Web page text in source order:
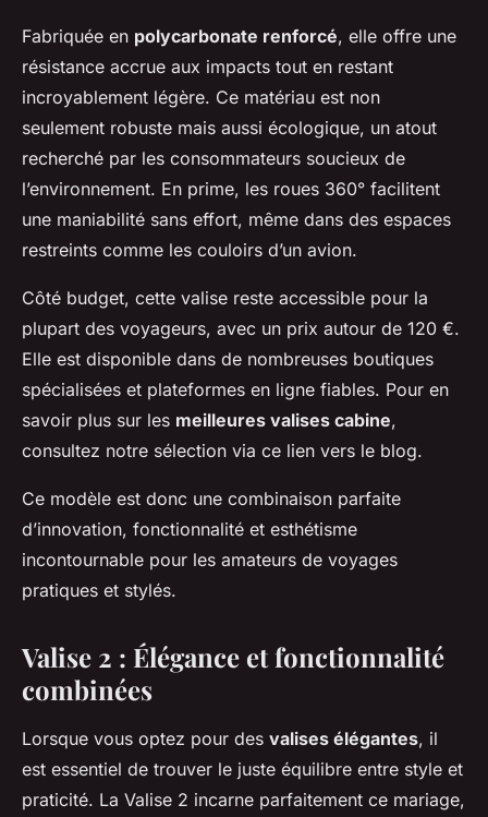
Fabriquée en polycarbonate renforcé, elle offre une
résistance accrue aux impacts tout en restant
incroyablement légère. Ce matériau est non
seulement robuste mais aussi écologique, un atout
recherché par les consommateurs soucieux de
l’environnement. En prime, les roues 360° facilitent
une maniabilité sans effort, même dans des espaces
restreints comme les couloirs d’un avion.
Côté budget, cette valise reste accessible pour la
plupart des voyageurs, avec un prix autour de 120 €.
Elle est disponible dans de nombreuses boutiques
spécialisées et plateformes en ligne fiables. Pour en
savoir plus sur les meilleures valises cabine,
consultez notre sélection via ce lien vers le blog.
Ce modèle est donc une combinaison parfaite
d’innovation, fonctionnalité et esthétisme
incontournable pour les amateurs de voyages
pratiques et stylés.
Valise 2 : Élégance et fonctionnalité
combinées
Lorsque vous optez pour des valises élégantes, il
est essentiel de trouver le juste équilibre entre style et
praticité. La Valise 2 incarne parfaitement ce mariage,